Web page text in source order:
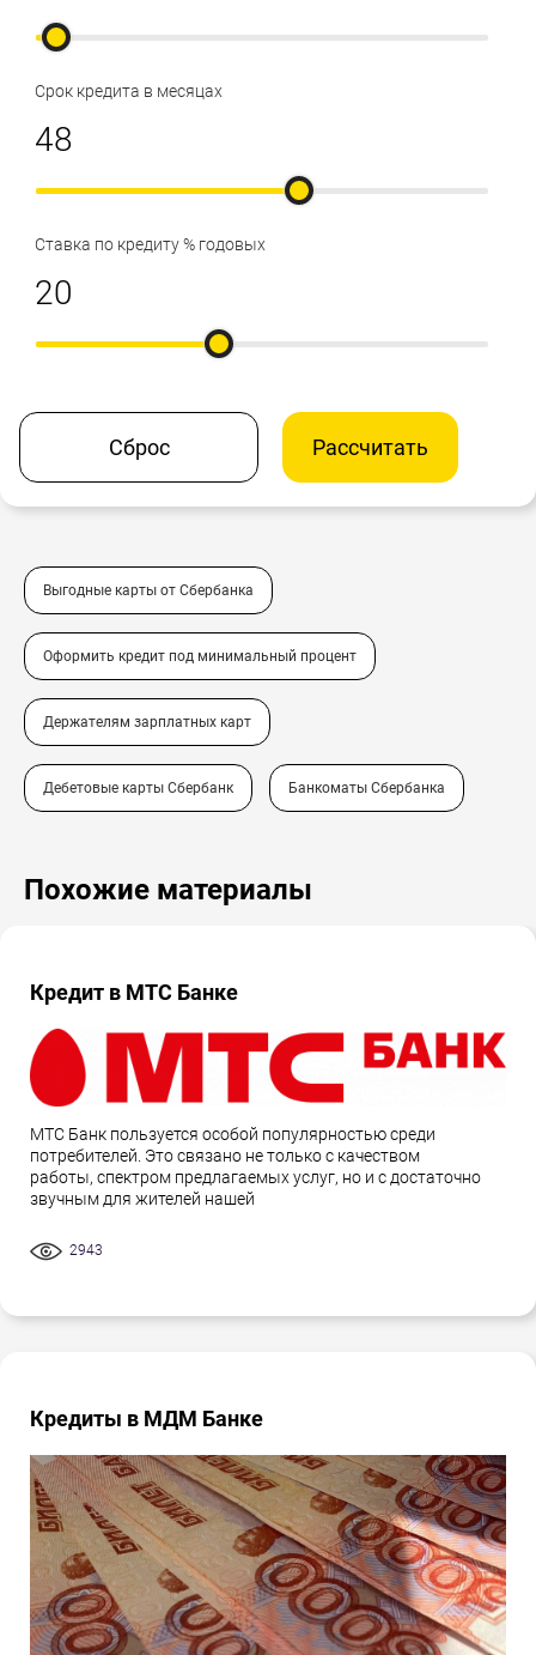
Срок кредита в месяцах
Ставка по кредиту % годовых
Сброс Рассчитать
Выгодные карты от Сбербанка
Оформить кредит под минимальный процент
Держателям зарплатных карт
Дебетовые карты Сбербанк Банкоматы Сбербанка
Похожие материалы
Кредит в МТС Банке
МТС Банк пользуется особой популярностью среди
потребителей. Это связано не только с качеством
работы, спектром предлагаемых услуг, но и с достаточно
звучным для жителей нашей
2943
Кредиты в МДМ Банке